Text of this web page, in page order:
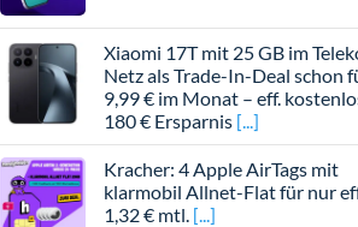
Xiaomi 17T mit 25 GB im
Netz als Trade-In-Deal schon
9,99 € im Monat – eff.
180 € Ersparnis
Kracher: 4 Apple AirTags mit
klarmobil Allnet-Flat für nur
1,32 € mtl.